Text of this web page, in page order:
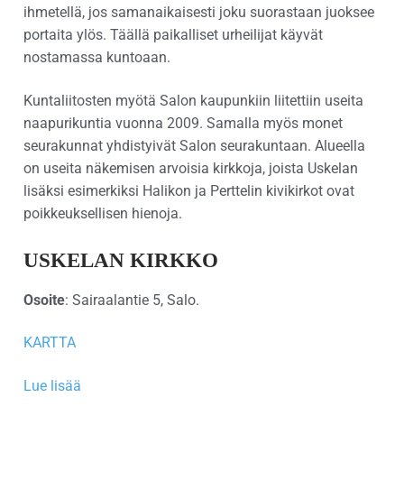
ihmetellä, jos samanaikaisesti joku suorastaan juoksee
portaita ylös. Täällä paikalliset urheilijat käyvät
nostamassa kuntoaan.
Kuntaliitosten myötä Salon kaupunkiin liitettiin useita
naapurikuntia vuonna 2009. Samalla myös monet
seurakunnat yhdistyivät Salon seurakuntaan. Alueella
on useita näkemisen arvoisia kirkkoja, joista Uskelan
lisäksi esimerkiksi Halikon ja Perttelin kivikirkot ovat
poikkeuksellisen hienoja.
USKELAN KIRKKO
Osoite: Sairaalantie 5, Salo.
KARTTA
Lue lisää